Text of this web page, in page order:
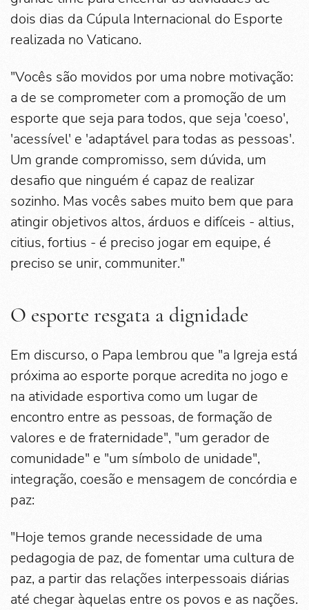
dois dias da Cúpula Internacional do Esporte
realizada no Vaticano.
"Vocês são movidos por uma nobre motivação:
a de se comprometer com a promoção de um
esporte que seja para todos, que seja 'coeso',
'acessível' e 'adaptável para todas as pessoas'.
Um grande compromisso, sem dúvida, um
desafio que ninguém é capaz de realizar
sozinho. Mas vocês sabes muito bem que para
atingir objetivos altos, árduos e difíceis - altius,
citius, fortius - é preciso jogar em equipe, é
preciso se unir, communiter."
O esporte resgata a dignidade
Em discurso, o Papa lembrou que "a Igreja está
próxima ao esporte porque acredita no jogo e
na atividade esportiva como um lugar de
encontro entre as pessoas, de formação de
valores e de fraternidade", "um gerador de
comunidade" e "um símbolo de unidade",
integração, coesão e mensagem de concórdia e
paz:
"Hoje temos grande necessidade de uma
pedagogia de paz, de fomentar uma cultura de
paz, a partir das relações interpessoais diárias
até chegar àquelas entre os povos e as nações.